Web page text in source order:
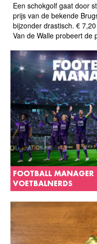
Een schokgolf gaat door
prijs van de bekende
bijzonder drastisch. €
Van de Walle probeert de
FOOTBALL
VOETBALNERDS